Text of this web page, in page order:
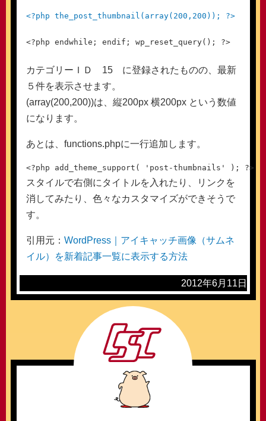
<?php the_post_thumbnail(array(200,200)); ?>
<?php endwhile; endif; wp_reset_query(); ?>
カテゴリーＩＤ 15 に登録されたものの、最新
５件を表示させます。
(array(200,200))は、縦200px 横200px という数値
になります。
あとは、functions.phpに一行追加します。
スタイルで右側にタイトルを入れたり、リンクを
消してみたり、色々なカスタマイズができそうで
す。
引用元： WordPress｜アイキャッチ画像（サムネ
イル）を新着記事一覧に表示する方法
2012年6月11日